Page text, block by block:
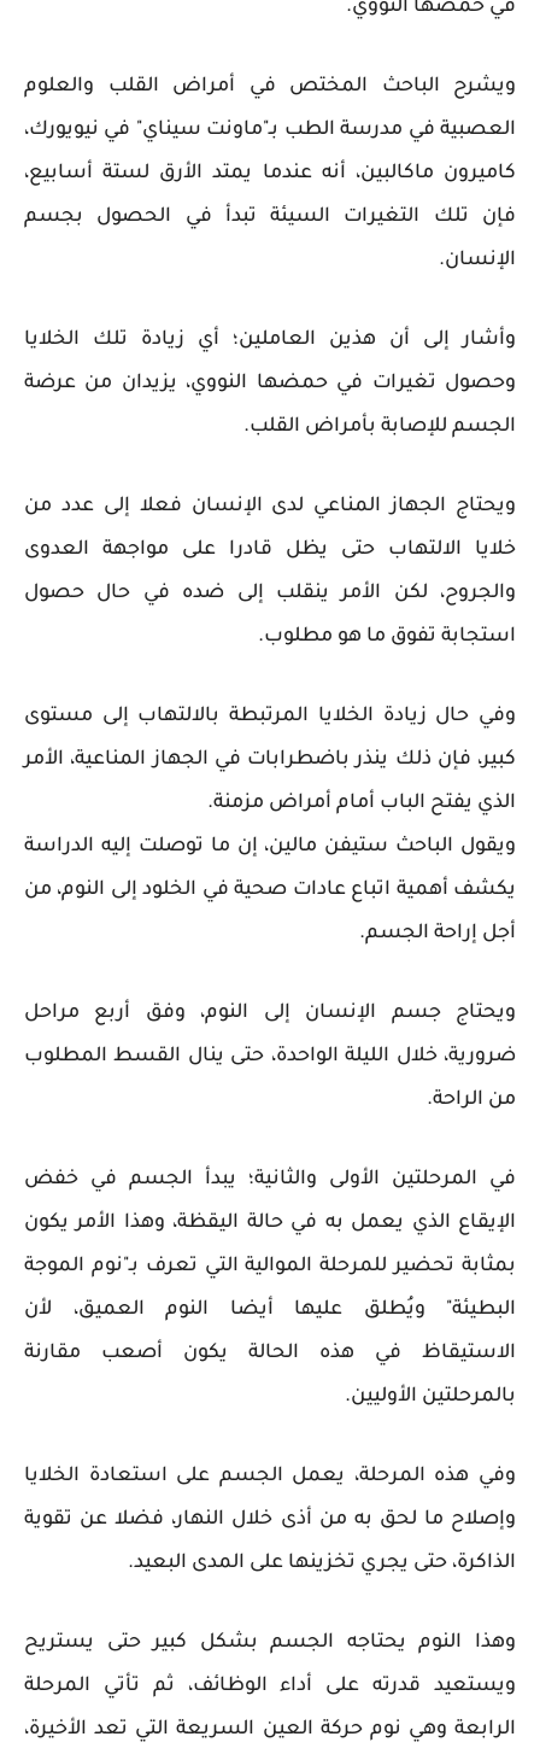
في حمضها النووي.
ويشرح الباحث المختص في أمراض القلب والعلوم
العصبية في مدرسة الطب بـ"ماونت سيناي" في نيويورك،
كاميرون ماكالبين، أنه عندما يمتد الأرق لستة أسابيع،
فإن تلك التغيرات السيئة تبدأ في الحصول بجسم
الإنسان.
وأشار إلى أن هذين العاملين؛ أي زيادة تلك الخلايا
وحصول تغيرات في حمضها النووي، يزيدان من عرضة
الجسم للإصابة بأمراض القلب.
ويحتاج الجهاز المناعي لدى الإنسان فعلا إلى عدد من
خلايا الالتهاب حتى يظل قادرا على مواجهة العدوى
والجروح، لكن الأمر ينقلب إلى ضده في حال حصول
استجابة تفوق ما هو مطلوب.
وفي حال زيادة الخلايا المرتبطة بالالتهاب إلى مستوى
كبير، فإن ذلك ينذر باضطرابات في الجهاز المناعية، الأمر
الذي يفتح الباب أمام أمراض مزمنة.
ويقول الباحث ستيفن مالين، إن ما توصلت إليه الدراسة
يكشف أهمية اتباع عادات صحية في الخلود إلى النوم، من
أجل إراحة الجسم.
ويحتاج جسم الإنسان إلى النوم، وفق أربع مراحل
ضرورية، خلال الليلة الواحدة، حتى ينال القسط المطلوب
من الراحة.
في المرحلتين الأولى والثانية؛ يبدأ الجسم في خفض
الإيقاع الذي يعمل به في حالة اليقظة، وهذا الأمر يكون
بمثابة تحضير للمرحلة الموالية التي تعرف بـ"نوم الموجة
البطيئة" ويُطلق عليها أيضا النوم العميق، لأن
الاستيقاظ في هذه الحالة يكون أصعب مقارنة
بالمرحلتين الأوليين.
وفي هذه المرحلة، يعمل الجسم على استعادة الخلايا
وإصلاح ما لحق به من أذى خلال النهار، فضلا عن تقوية
الذاكرة، حتى يجري تخزينها على المدى البعيد.
وهذا النوم يحتاجه الجسم بشكل كبير حتى يستريح
ويستعيد قدرته على أداء الوظائف، ثم تأتي المرحلة
الرابعة وهي نوم حركة العين السريعة التي تعد الأخيرة،